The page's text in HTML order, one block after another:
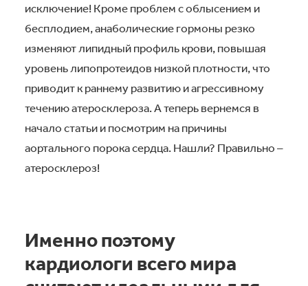
исключение! Кроме проблем с облысением и
бесплодием, анаболические гормоны резко
изменяют липидный профиль крови, повышая
уровень липопротеидов низкой плотности, что
приводит к раннему развитию и агрессивному
течению атеросклероза. А теперь вернемся в
начало статьи и посмотрим на причины
аортального порока сердца. Нашли? Правильно –
атеросклероз!
Именно поэтому
кардиологи всего мира